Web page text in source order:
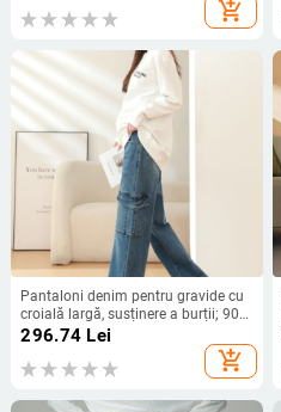
add_shopping_cart
Pantaloni denim pentru gravide cu
croială largă, susținere a burții; 90–
95% bumbac, spandex sub 30%,
țesătură groasă, croială lejeră
296.74 Lei
add_shopping_cart